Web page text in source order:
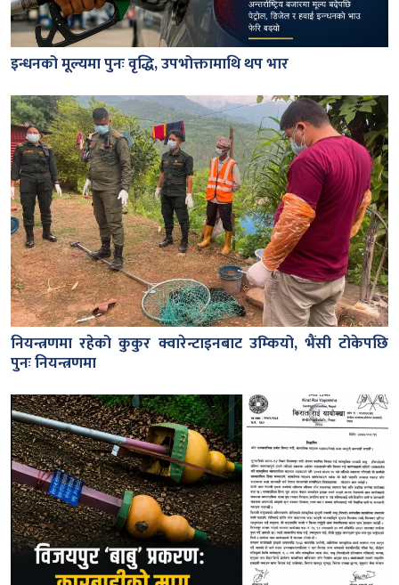
इन्धनको मूल्यमा पुनः वृद्धि, उपभोक्तामाथि थप भार
नियन्त्रणमा रहेको कुकुर क्वारेन्टाइनबाट उम्कियो, भैंसी टोकेपछि
पुनः नियन्त्रणमा